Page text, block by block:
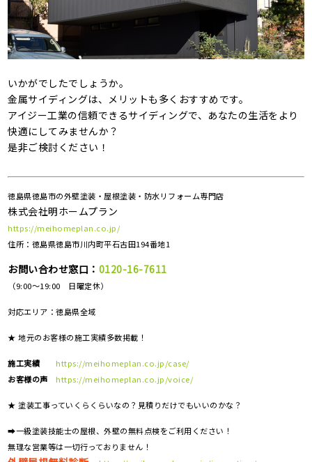
いかがでしたでしょうか。
金属サイディングは、メリットも多くおすすめです。
アイジー工業の信頼できるサイディングで、あなたの生活をより
快適にしてみませんか？
是非ご検討ください！
徳島県徳島市の外壁塗装・屋根塗装・防水リフォーム専門店
株式会社明ホームプラン
https://meihomeplan.co.jp/
住所：徳島県徳島市川内町平石古田194番地1
お問い合わせ窓口： 0120-16-7611
（9:00～19:00 日曜定休）
対応エリア：徳島県全域
★ 地元のお客様の施工実績多数掲載！
施工実績
https://meihomeplan.co.jp/case/
お客様の声
https://meihomeplan.co.jp/voice/
★ 塗装工事っていくらくらいなの？見積りだけでもいいのかな？
➡一級塗装技能士の屋根、外壁の無料点検をご利用ください！
無理な営業等は一切行っておりません！